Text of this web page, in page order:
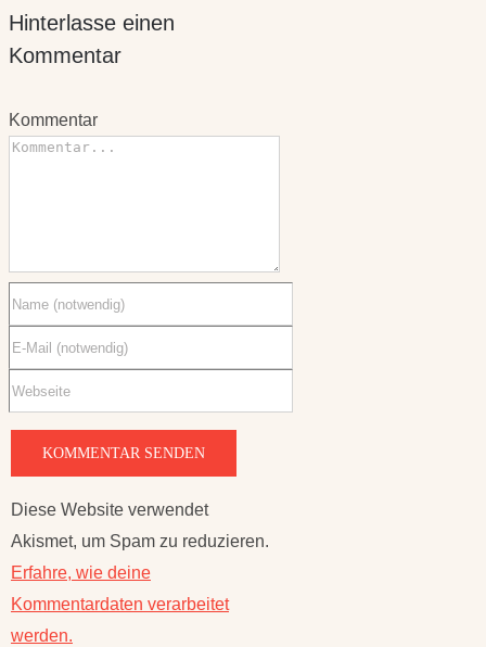
Hinterlasse einen
Kommentar
Kommentar
Diese Website verwendet
Akismet, um Spam zu reduzieren.
Erfahre, wie deine
Kommentardaten verarbeitet
werden.